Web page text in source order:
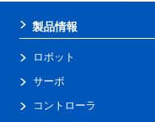
製品情報
ロボット
サーボ
コントローラ